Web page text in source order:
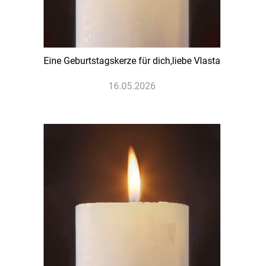
Eine Geburtstagskerze für dich,liebe Vlasta
16.05.2026